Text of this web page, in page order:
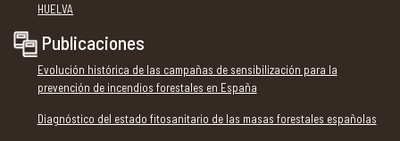
HUELVA
Publicaciones
Evolución histórica de las campañas de sensibilización para la
prevención de incendios forestales en España
Diagnóstico del estado fitosanitario de las masas forestales españolas